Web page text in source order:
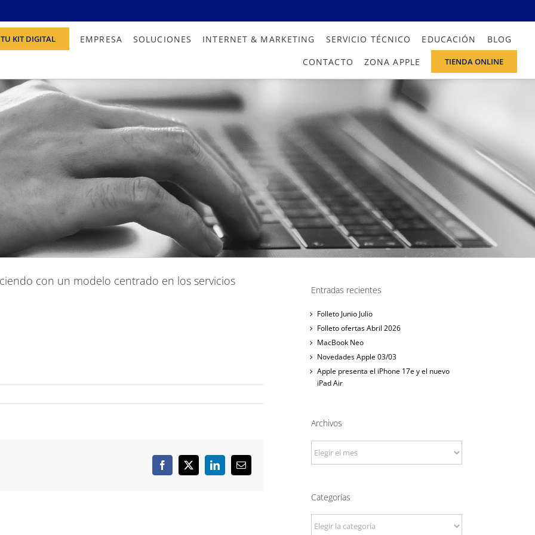
KIT DIGITAL EMPRESA SOLUCIONES INTERNET & MARKETING SERVICIO TÉCNICO EDUCACIÓN
BLOG
CONTACTO
ZONA APPLE TIENDA ONLINE
con un modelo centrado en los servicios
Facebook
X LinkedInCorreo
electrónico
Entradas recientes
Folleto Junio Julio
Folleto ofertas Abril 2026
MacBook Neo
Novedades Apple 03/03
Apple presenta el iPhone 17e y el nuevo
iPad Air
Archivos
Archivos
Categorías
Categorías